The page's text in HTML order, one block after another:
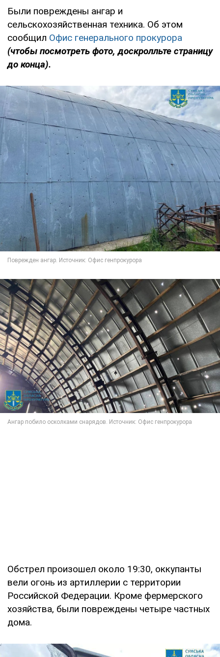
Были повреждены ангар и
сельскохозяйственная техника. Об этом
сообщил Офис генерального прокурора
(чтобы посмотреть фото, доскролльте страницу
до конца).
Обстрел произошел около 19:30, оккупанты
вели огонь из артиллерии с территории
Российской Федерации. Кроме фермерского
хозяйства, были повреждены четыре частных
дома.